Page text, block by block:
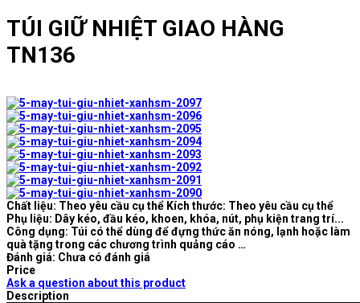
TÚI GIỮ NHIỆT GIAO HÀNG
TN136
Chất liệu: Theo yêu cầu cụ thể Kích thước: Theo yêu cầu cụ thể
Phụ liệu: Dây kéo, đầu kéo, khoen, khóa, nút, phụ kiện trang trí...
Công dụng: Túi có thể dùng để đựng thức ăn nóng, lạnh hoặc làm
quà tặng trong các chương trình quảng cáo …
Đánh giá: Chưa có đánh giá
Price
Ask a question about this product
Description